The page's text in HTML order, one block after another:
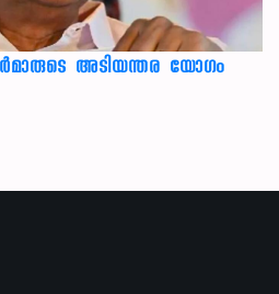
അടിയന്തര യോഗം